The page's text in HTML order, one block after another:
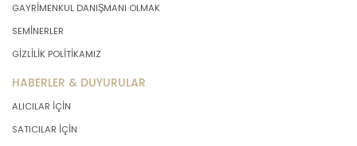
GAYRİMENKUL DANIŞMANI OLMAK
SEMİNERLER
GİZLİLİK POLİTİKAMIZ
HABERLER & DUYURULAR
ALICILAR İÇİN
SATICILAR İÇİN